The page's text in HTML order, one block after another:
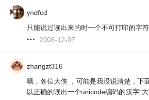
yndfcd
只能说过读出来的时一个不可打印的字符.
2008-12-07
zhangzt316
哦，各位大侠 ，可能是我没说清楚，下
以正确的读出一个unicode编码的汉字“大